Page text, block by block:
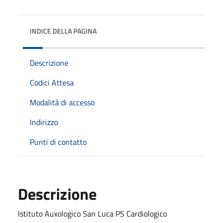
INDICE DELLA PAGINA
Descrizione
Codici Attesa
Modalità di accesso
Indirizzo
Punti di contatto
Descrizione
Istituto Auxologico San Luca PS Cardiologico